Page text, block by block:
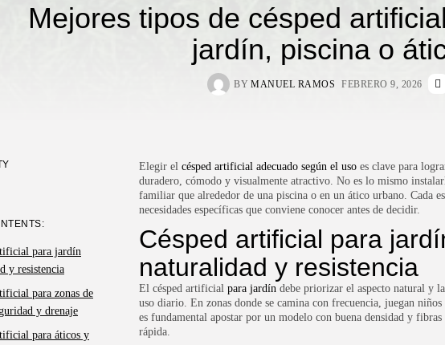
Mejores tipos de césped
jardín, piscina o
BY MANUEL RAMOS FEBRERO 9, 2026
Elegir el césped artificial adecuado según el uso es clave para
duradero, cómodo y visualmente atractivo. No es lo mismo
familiar que alrededor de una piscina o en un ático urbano. Cada
necesidades específicas que conviene conocer antes de decidir.
Césped artificial para
naturalidad y resistencia
El césped artificial para jardín debe priorizar el aspecto natural y
uso diario. En zonas donde se camina con frecuencia, juegan niños
es fundamental apostar por un modelo con buena densidad y fibras
rápida.
para jardín
y resistencia
para zonas de
y drenaje
para áticos y